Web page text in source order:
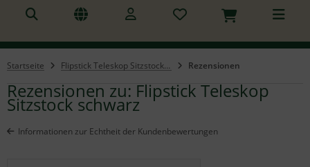
Startseite Flipstick Teleskop Sitzstock schwarz Rezensionen
Rezensionen zu: Flipstick Teleskop
Sitzstock schwarz
Informationen zur Echtheit der Kundenbewertungen
Sitz